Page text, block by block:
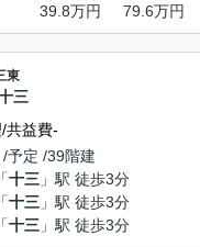
39.8万円 79.6万円
東
三
共益費-
予定 /39階建
「十三 」駅 徒歩3分
「十三 」駅 徒歩3分
「十三 」駅 徒歩3分